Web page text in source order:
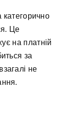
Це
на платній
за
не